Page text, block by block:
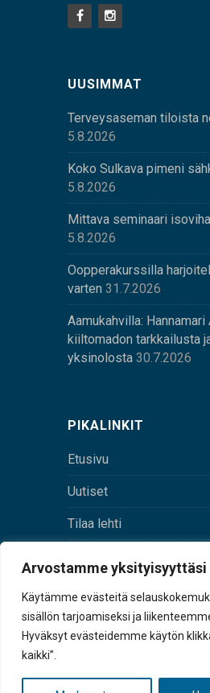
Arvostamme yksityisyyttäsi
Käytämme evästeitä
sisällön tarjoamiseksi ja
Hyväksyt evästeidemme käytön
kaikki”.
UUSIMMAT
Terveysaseman tiloista
5.8.2026
Koko Sulkava pimeni
5.8.2026
Mittava seminaari
5.8.2026
Oopperakurssilla
varten 31.7.2026
Aamukahvilla:
kiiltomadon tarkkailusta
yksinolosta 30.7.2026
PIKALINKIT
Etusivu
Uutiset
Tilaa lehti
tunnus 0167229-8